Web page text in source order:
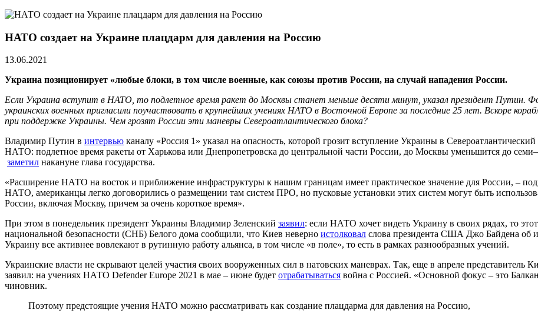
НАТО создает на Украине плацдарм для давления на Россию
13.06.2021
Украина позиционирует «любые блоки, в том числе военные, как союзы против России, на случай нападения России.
Если Украина вступит в НАТО, то подлетное время ракет до Москвы станет меньше десяти минут, указал президент Путин.
украинских военных пригласили поучаствовать в крупнейших учениях НАТО в Восточной Европе за последние 25 лет. Вскоре
при поддержке Украины. Чем грозят России эти маневры Североатлантического блока?
Владимир Путин в интервью каналу «Россия 1» указал на опасность, которой грозит вступление Украины в
НАТО: подлетное время ракеты от Харькова или Днепропетровска до центральной части России, до Москвы уменьшится до
заметил накануне глава государства.
«Расширение НАТО на восток и приближение инфраструктуры к нашим границам имеет практическое значение для России, –
НАТО, американцы легко договорились о размещении там систем ПРО, но пусковые установки этих систем могут быть
России, включая Москву, причем за очень короткое время».
При этом в понедельник президент Украины Владимир Зеленский заявил: если НАТО хочет видеть Украину в своих рядах, то
национальной безопасности (СНБ) Белого дома сообщили, что Киев неверно истолковал слова президента США Джо Байдена об
Украину все активнее вовлекают в рутинную работу альянса, в том числе «в поле», то есть в рамках разнообразных учений.
Украинские власти не скрывают целей участия своих вооруженных сил в натовских маневрах. Так, еще в апреле представитель
заявил: на учениях НАТО Defender Europe 2021 в мае – июне будет отрабатываться война с Россией. «Основной фокус – это
чиновник.
Поэтому предстоящие учения НАТО можно рассматривать как создание плацдарма для давления на Россию,